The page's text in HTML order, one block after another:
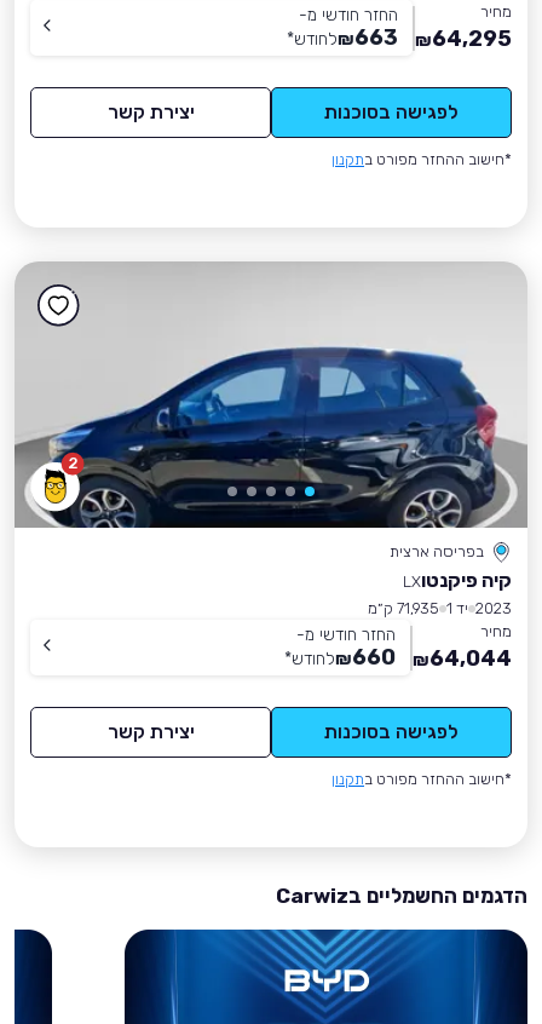
מחיר
64,295
₪
החזר חודשי מ-
663
₪לחודש*
לפגישה בסוכנות יצירת קשר
*חישוב ההחזר מפורט בתקנון
2
בפריסה ארצית
קיה פיקנטוLX
2023 יד 1
71,935 ק״מ
מחיר
64,044
₪
החזר חודשי מ-
660
₪לחודש*
לפגישה בסוכנות יצירת קשר
*חישוב ההחזר מפורט בתקנון
הדגמים החשמליים בCarwiz